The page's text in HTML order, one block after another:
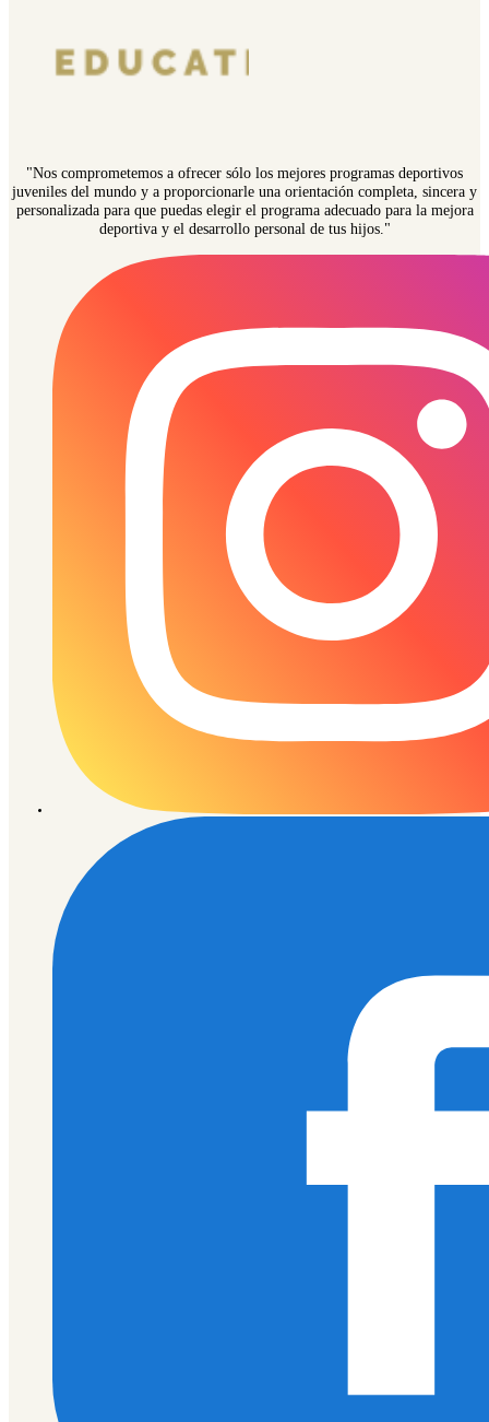
"Nos comprometemos a ofrecer sólo los mejores programas deportivos
juveniles del mundo y a proporcionarle una orientación completa, sincera y
personalizada para que puedas elegir el programa adecuado para la mejora
deportiva y el desarrollo personal de tus hijos."